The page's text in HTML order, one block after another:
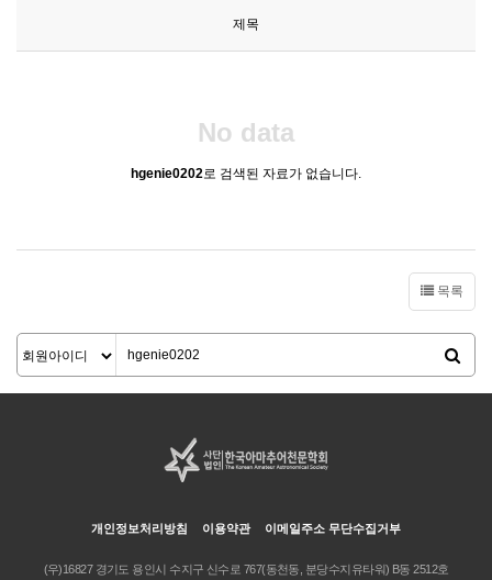
제목
No data
hgenie0202로 검색된 자료가 없습니다.
목록
개인정보처리방침 이용약관 이메일주소 무단수집거부
(우)16827 경기도 용인시 수지구 신수로 767(동천동, 분당수지유타워) B동 2512호